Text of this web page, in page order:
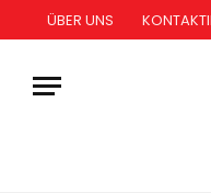
ÜBER UNS